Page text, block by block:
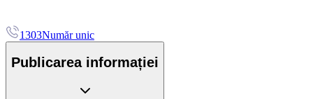
1303Număr unic
Publicarea informației